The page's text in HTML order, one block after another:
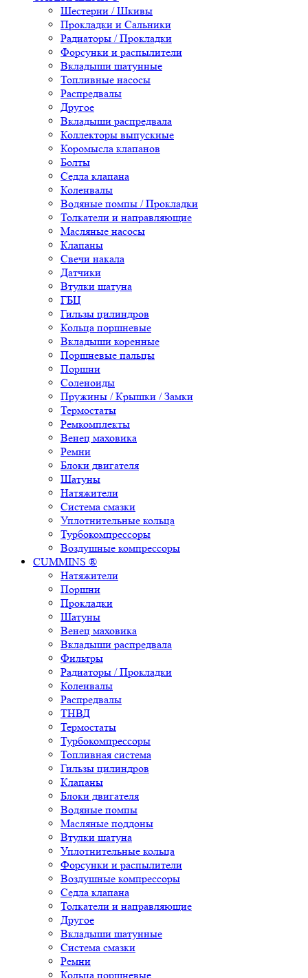
Шестерни / Шкивы
Прокладки и Сальники
Радиаторы / Прокладки
Форсунки и распылители
Вкладыши шатунные
Топливные насосы
Распредвалы
Другое
Вкладыши распредвала
Коллекторы выпускные
Коромысла клапанов
Болты
Седла клапана
Коленвалы
Водяные помпы / Прокладки
Толкатели и направляющие
Масляные насосы
Клапаны
Свечи накала
Датчики
Втулки шатуна
ГБЦ
Гильзы цилиндров
Кольца поршневые
Вкладыши коренные
Поршневые пальцы
Поршни
Соленоиды
Пружины / Крышки / Замки
Термостаты
Ремкомплекты
Венец маховика
Ремни
Блоки двигателя
Шатуны
Натяжители
Система смазки
Уплотнительные кольца
Турбокомпрессоры
Воздушные компрессоры
CUMMINS ®
Натяжители
Поршни
Прокладки
Шатуны
Венец маховика
Вкладыши распредвала
Фильтры
Радиаторы / Прокладки
Коленвалы
Распредвалы
ТНВД
Термостаты
Турбокомпрессоры
Топливная система
Гильзы цилиндров
Клапаны
Блоки двигателя
Водяные помпы
Масляные поддоны
Втулки шатуна
Уплотнительные кольца
Форсунки и распылители
Воздушные компрессоры
Седла клапана
Толкатели и направляющие
Другое
Вкладыши шатунные
Система смазки
Ремни
Кольца поршневые